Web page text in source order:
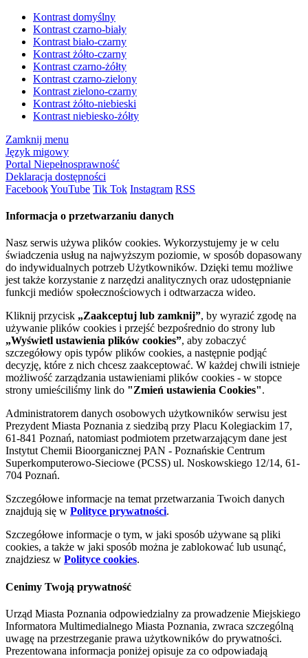
Kontrast domyślny
Kontrast czarno-biały
Kontrast biało-czarny
Kontrast żółto-czarny
Kontrast czarno-żółty
Kontrast czarno-zielony
Kontrast zielono-czarny
Kontrast żółto-niebieski
Kontrast niebiesko-żółty
Zamknij menu
Język migowy
Portal Niepełnosprawność
Deklaracja dostępności
FacebookYouTube Tik Tok Instagram RSS
Informacja o przetwarzaniu danych
Nasz serwis używa plików cookies. Wykorzystujemy je w celu
świadczenia usług na najwyższym poziomie, w sposób dopasowany
do indywidualnych potrzeb Użytkowników. Dzięki temu możliwe
jest także korzystanie z narzędzi analitycznych oraz udostępnianie
funkcji mediów społecznościowych i odtwarzacza wideo.
Kliknij przycisk „Zaakceptuj lub zamknij”, by wyrazić zgodę na
używanie plików cookies i przejść bezpośrednio do strony lub
„Wyświetl ustawienia plików cookies”, aby zobaczyć
szczegółowy opis typów plików cookies, a następnie podjąć
decyzję, które z nich chcesz zaakceptować. W każdej chwili istnieje
możliwość zarządzania ustawieniami plików cookies - w stopce
strony umieściliśmy link do "Zmień ustawienia Cookies".
Administratorem danych osobowych użytkowników serwisu jest
Prezydent Miasta Poznania z siedzibą przy Placu Kolegiackim 17,
61-841 Poznań, natomiast podmiotem przetwarzającym dane jest
Instytut Chemii Bioorganicznej PAN - Poznańskie Centrum
Superkomputerowo-Sieciowe (PCSS) ul. Noskowskiego 12/14, 61-
704 Poznań.
Szczegółowe informacje na temat przetwarzania Twoich danych
znajdują się w Polityce prywatności.
Szczegółowe informacje o tym, w jaki sposób używane są pliki
cookies, a także w jaki sposób można je zablokować lub usunąć,
znajdziesz w Polityce cookies.
Cenimy Twoją prywatność
Urząd Miasta Poznania odpowiedzialny za prowadzenie Miejskiego
Informatora Multimedialnego Miasta Poznania, zwraca szczególną
uwagę na przestrzeganie prawa użytkowników do prywatności.
Prezentowana informacja poniżej opisuje za co odpowiadają